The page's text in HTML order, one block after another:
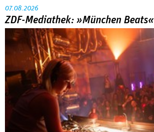
07.08.2026
ZDF-Mediathek: »München Beats«